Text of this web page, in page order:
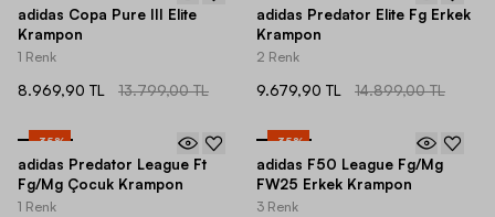
adidas Copa Pure III Elite
Krampon
1 Renk
8.969,90 TL 13.799,00 TL
adidas Predator Elite Fg Erkek
Krampon
2 Renk
9.679,90 TL 14.899,00 TL
-35%
adidas Predator League Ft
Fg/Mg Çocuk Krampon
1 Renk
-35%
adidas F50 League Fg/Mg
FW25 Erkek Krampon
3 Renk